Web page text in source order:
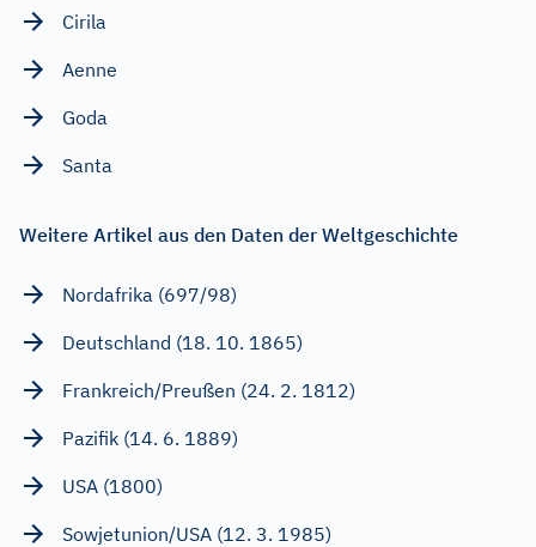
Cirila
Aenne
Goda
Santa
Weitere Artikel aus den Daten der Weltgeschichte
Nordafrika (697/98)
Deutschland (18. 10. 1865)
Frankreich/Preußen (24. 2. 1812)
Pazifik (14. 6. 1889)
USA (1800)
Sowjetunion/USA (12. 3. 1985)